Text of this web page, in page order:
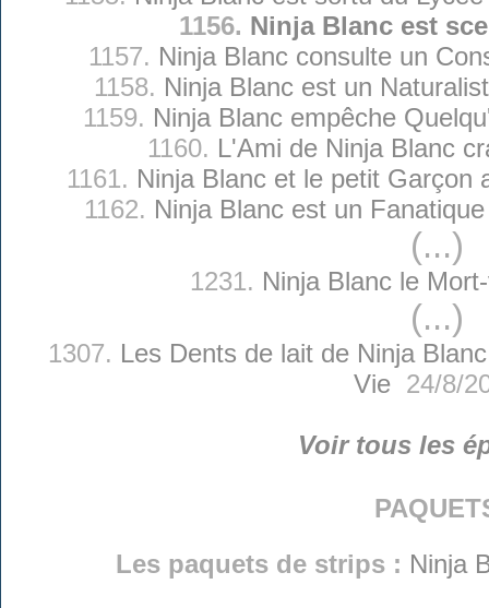
1156. Ninja Blanc est
1157. Ninja Blanc consulte un
1158. Ninja Blanc est un
1159. Ninja Blanc empêche
1160. L'Ami de Ninja Blanc
1161. Ninja Blanc et le petit Garçon
1162. Ninja Blanc est un
(...)
1231. Ninja Blanc le
(...)
1307. Les Dents de lait de Ninja
Vie24/8/
Voir tous les
Les paquets de strips : Ninja